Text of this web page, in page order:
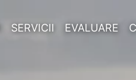
SERVICII EVALUARE